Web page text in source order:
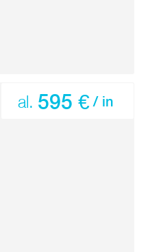
al. 595 € / in